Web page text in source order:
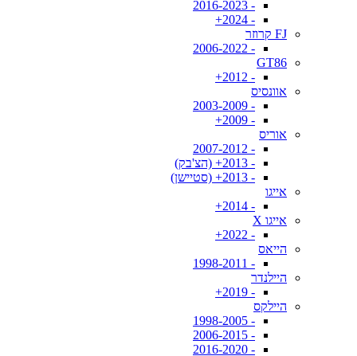
- 2016-2023
- 2024+
FJ קרוזר
- 2006-2022
GT86
- 2012+
אוונסיס
- 2003-2009
- 2009+
אוריס
- 2007-2012
- 2013+ (הצ'בק)
- 2013+ (סטיישן)
אייגו
- 2014+
אייגו X
- 2022+
הייאס
- 1998-2011
היילנדר
- 2019+
היילקס
- 1998-2005
- 2006-2015
- 2016-2020